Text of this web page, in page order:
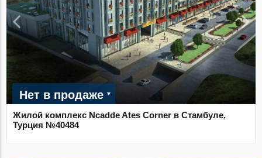
Нет в продаже
Жилой комплекс Ncadde Ates Corner в Стамбуле,
Турция №40484